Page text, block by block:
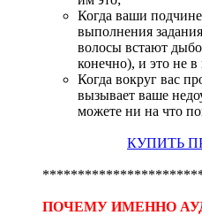
Когда ваши
выполнения
волосы встают
конечно), и это не в
Когда вокруг вас
вызывает ваше
можете ни на что
КУПИТЬ
ПОЧЕМУ ИМЕННО